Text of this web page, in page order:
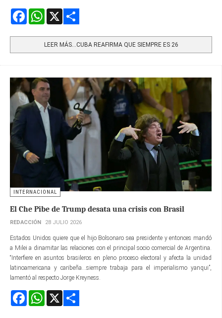
FacebookWhatsApp
LEER MÁS…CUBA REAFIRMA QUE SIEMPRE ES 26
INTERNACIONAL
El Che Pibe de Trump desata una crisis con Brasil
REDACCIÓN 28 JULIO 2026
Estados Unidos quiere que el hijo Bolsonaro sea presidente y entonces mandó
a Milei a dinamitar las relaciones con el principal socio comercial de Argentina.
“Interfiere en asuntos brasileros en pleno proceso electoral y afecta la unidad
latinoamericana y caribeña...siempre trabaja para el imperialismo yanqui”,
lamentó al respecto Jorge Kreyness.
FacebookWhatsApp